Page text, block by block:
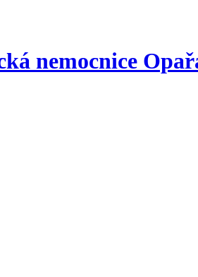
nemocnice